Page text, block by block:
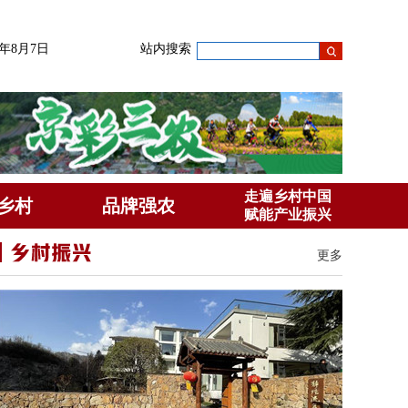
站内搜索
8月7日
村 品牌强农
走遍乡村中国
赋能产业振兴
更多